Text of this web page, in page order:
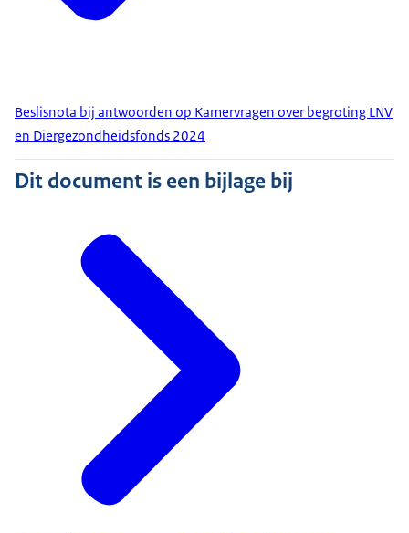
Beslisnota bij antwoorden op Kamervragen over begroting LNV
en Diergezondheidsfonds 2024
Dit document is een bijlage bij